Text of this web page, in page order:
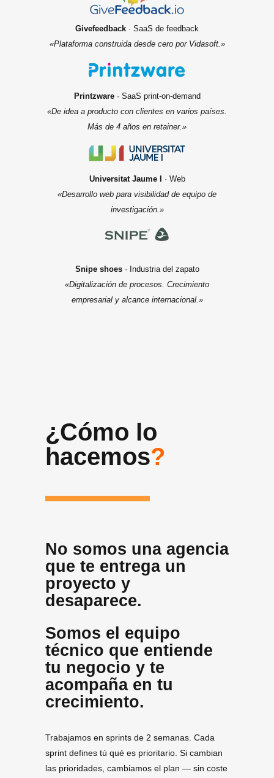
Givefeedback · SaaS de feedback
«Plataforma construida desde cero por Vidasoft.»
Printzware· SaaS print-on-demand
«De idea a producto con clientes en varios países.
Más de 4 años en retainer.»
Universitat Jaume I
· Web
«Desarrollo web para visibilidad de equipo de
investigación.»
Snipe shoes· Industria del zapato
«Digitalización de procesos. Crecimiento
empresarial y alcance internacional.»
¿Cómo lo
hacemos?
No somos una agencia
que te entrega un
proyecto y
desaparece.
Somos el equipo
técnico que entiende
tu negocio y te
acompaña en tu
crecimiento.
Trabajamos en sprints de 2 semanas. Cada
sprint defines tú qué es prioritario. Si cambian
las prioridades, cambiamos el plan — sin coste